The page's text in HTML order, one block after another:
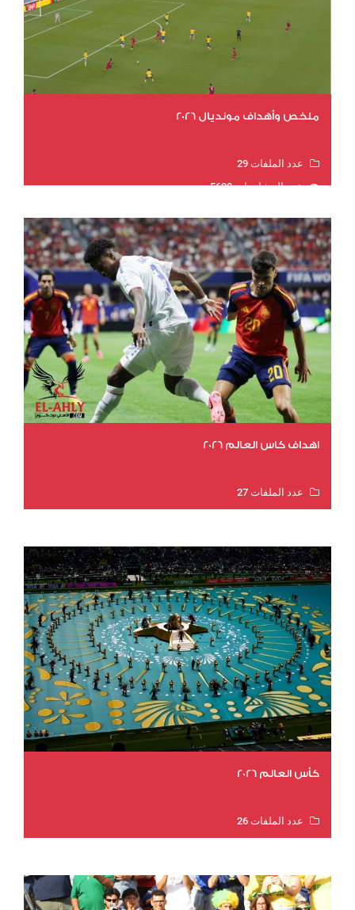
ملخص وأهداف مونديال 2026
عدد الملفات 29
عدد المشاهدات 5620
اهداف كاس العالم 2026
عدد الملفات 27
كأس العالم 2026
عدد الملفات 26